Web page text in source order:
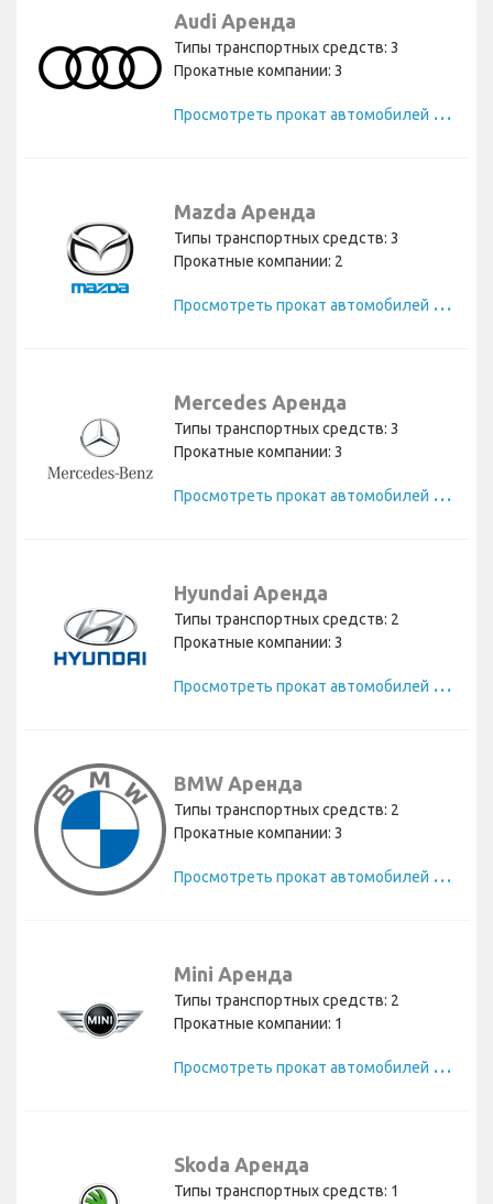
Audi Аренда
Типы транспортных средств: 3
Прокатные компании: 3
П
росмотреть прокат автомобилей Audi
Mazda Аренда
Типы транспортных средств: 3
Прокатные компании: 2
П
росмотреть прокат автомобилей Mazda
Mercedes Аренда
Типы транспортных средств: 3
Прокатные компании: 3
П
росмотреть прокат автомобилей Mercedes
Hyundai Аренда
Типы транспортных средств: 2
Прокатные компании: 3
П
росмотреть прокат автомобилей Hyundai
BMW Аренда
Типы транспортных средств: 2
Прокатные компании: 3
П
росмотреть прокат автомобилей BMW
Mini Аренда
Типы транспортных средств: 2
Прокатные компании: 1
П
росмотреть прокат автомобилей Mini
Skoda Аренда
Типы транспортных средств: 1